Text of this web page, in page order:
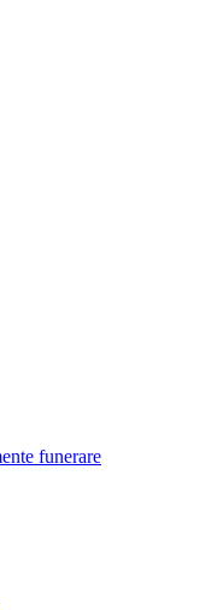
funerare